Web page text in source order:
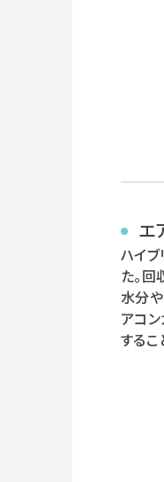
エ
ハイブ
た。
水分や
アコン
するこ